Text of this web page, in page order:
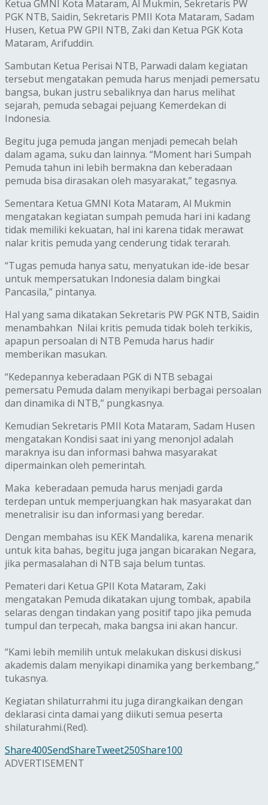
Ketua GMNI Kota Mataram, Al Mukmin, Sekretaris PW
PGK NTB, Saidin, Sekretaris PMII Kota Mataram, Sadam
Husen, Ketua PW GPII NTB, Zaki dan Ketua PGK Kota
Mataram, Arifuddin.
Sambutan Ketua Perisai NTB, Parwadi dalam kegiatan
tersebut mengatakan p‎‎emuda harus menjadi pemersatu
bangsa, bukan justru sebaliknya dan harus melihat
sejarah, pemuda sebagai pejuang Kemerdekan di
Indonesia.
Begitu juga ‎pemuda jangan menjadi pemecah belah
dalam agama, suku dan lainnya. “Moment hari Sumpah
Pemuda tahun ini lebih bermakna dan keberadaan
pemuda bisa dirasakan oleh masyarakat,” tegasnya.
Sementara Ketua GMNI Kota Mataram, Al Mukmin
mengatakan ‎‎kegiatan sumpah pemuda hari ini kadang
tidak memiliki kekuatan, hal ini karena tidak merawat
nalar kritis pemuda yang cenderung tidak terarah.
“Tugas pemuda hanya satu, menyatukan ide-ide besar
untuk mempersatukan Indonesia dalam bingkai
Pancasila,” pintanya.
Hal yang sama dikatakan Sekretaris PW PGK NTB, Saidin
menambahkan ‎ Nilai kritis pemuda tidak boleh terkikis,
apapun persoalan di NTB Pemuda harus hadir
memberikan masukan.
“Kedepannya keberadaan PGK di NTB sebagai
pemersatu Pemuda dalam menyikapi berbagai persoalan
dan dinamika di NTB,” pungkasnya.
Kemudian Sekretaris PMII Kota Mataram, Sadam Husen
mengatakan ‎Kondisi saat ini yang menonjol adalah
maraknya isu dan informasi bahwa masyarakat
dipermainkan oleh pemerintah.
Maka keberadaan pemuda harus menjadi garda
terdepan untuk memperjuangkan hak masyarakat dan
menetralisir isu dan informasi yang beredar.
Dengan membahas isu KEK Mandalika, karena menarik
untuk kita bahas, begitu juga jangan ‎bicarakan Negara,
jika permasalahan di NTB saja belum tuntas.‎
Pemateri dari Ketua GPII Kota Mataram, Zaki
mengatakan ‎Pemuda dikatakan ujung tombak, apabila
selaras dengan tindakan yang positif tapo jika pemuda
tumpul dan terpecah, maka bangsa ini akan hancur.
“Kami lebih memilih untuk melakukan diskusi diskusi
akademis dalam menyikapi dinamika yang berkembang,”
tukasnya.
Kegiatan shilaturrahmi itu juga dirangkaikan dengan
deklarasi cinta damai yang diikuti semua peserta
shilaturahmi.(Red).
Share400SendShareTweet250Share100
ADVERTISEMENT